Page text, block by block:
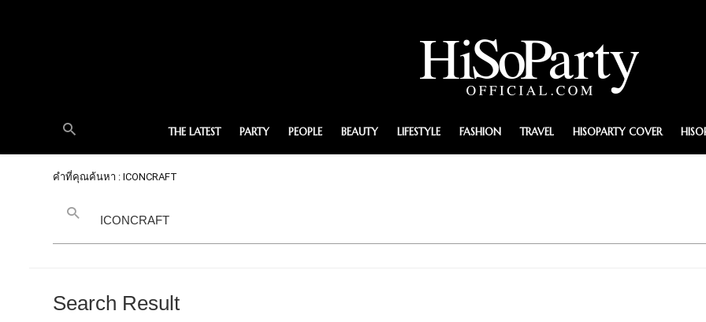
THE LATEST PARTY PEOPLE BEAUTY LIFESTYLE FASHION TRAVEL HISOPARTY COVER
คำที่คุณค้นหา : ICONCRAFT
Search Result